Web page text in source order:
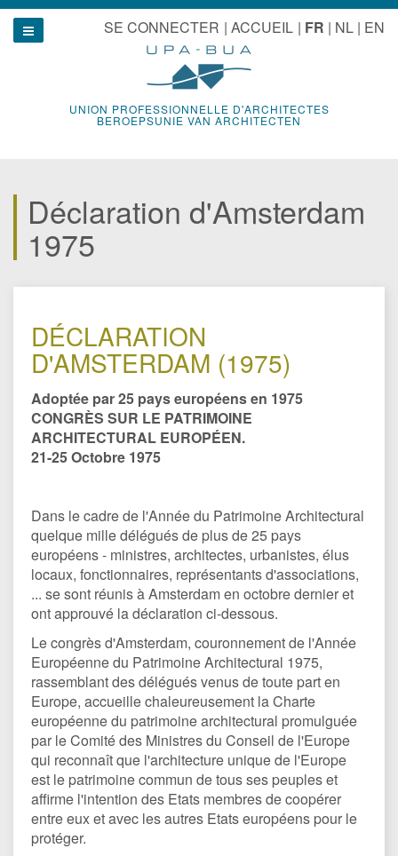
Aller
contenu
SE CONNECTER ACCUEIL FR NL EN
UNION PROFESSIONNELLE D'ARCHITECTES
BEROEPSUNIE VAN ARCHITECTEN
Show navigation
Déclaration d'Amsterdam
1975
DÉCLARATION
D'AMSTERDAM (1975)
Adoptée par 25 pays européens en 1975
CONGRÈS SUR LE PATRIMOINE
ARCHITECTURAL EUROPÉEN.
21-25 Octobre 1975
Dans le cadre de l'Année du Patrimoine Architectural
quelque mille délégués de plus de 25 pays
européens - ministres, architectes, urbanistes, élus
locaux, fonctionnaires, représentants d'associations,
... se sont réunis à Amsterdam en octobre dernier et
ont approuvé la déclaration ci-dessous.
Le congrès d'Amsterdam, couronnement de l'Année
Européenne du Patrimoine Architectural 1975,
rassemblant des délégués venus de toute part en
Europe, accueille chaleureusement la Charte
européenne du patrimoine architectural promulguée
par le Comité des Ministres du Conseil de l'Europe
qui reconnaît que l'architecture unique de l'Europe
est le patrimoine commun de tous ses peuples et
affirme l'intention des Etats membres de coopérer
entre eux et avec les autres Etats européens pour le
protéger.